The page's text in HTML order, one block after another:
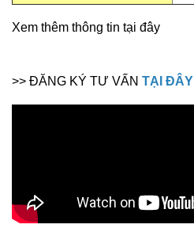
Xem thêm thông tin tại đây
>> ĐĂNG KÝ TƯ VẤN TẠI ĐÂY